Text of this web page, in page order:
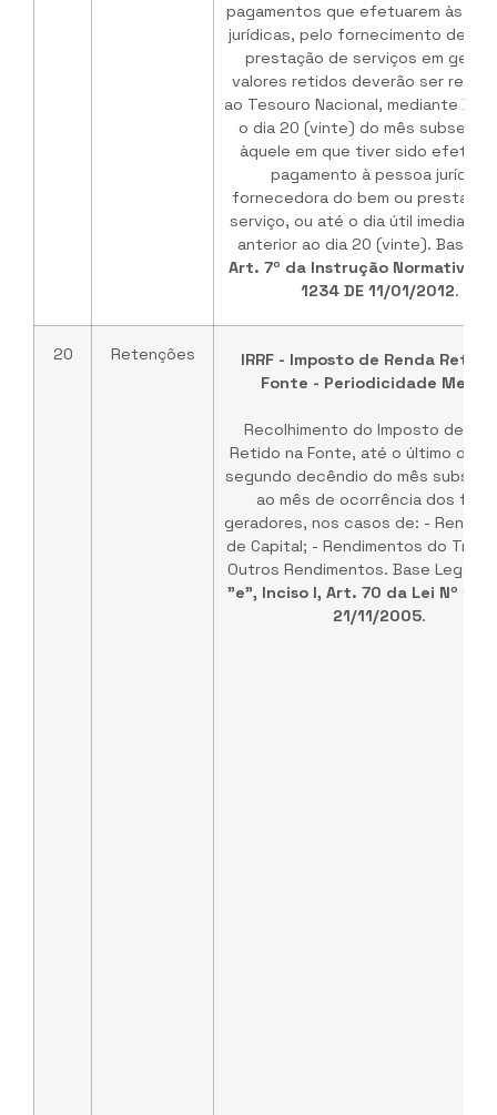
pagamentos que efetuarem às
jurídicas, pelo fornecimento de
prestação de serviços em geral.
valores retidos deverão ser
ao Tesouro Nacional, mediante
o dia 20 (vinte) do mês
àquele em que tiver sido
pagamento à pessoa jurídica
fornecedora do bem ou
serviço, ou até o dia útil
anterior ao dia 20 (vinte). Base
Art. 7º da Instrução Normativa
1234 DE 11/01/2012.
20 Retenções
IRRF - Imposto de Renda
Fonte - Periodicidade Mensal
Recolhimento do Imposto de
Retido na Fonte, até o último dia
segundo decêndio do mês
ao mês de ocorrência dos
geradores, nos casos de: -
de Capital; - Rendimentos do
Outros Rendimentos. Base Legal:
"e", Inciso I, Art. 70 da Lei Nº
21/11/2005.